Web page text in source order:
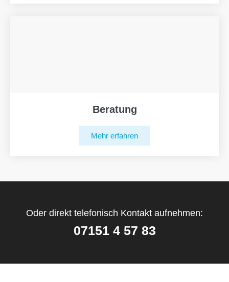
Beratung
Mehr erfahren
Oder direkt telefonisch Kontakt aufnehmen:
07151 4 57 83